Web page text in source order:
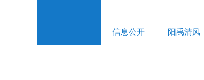
信息公开 阳禹清风